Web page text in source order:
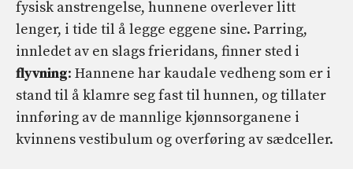
fysisk anstrengelse, hunnene overlever litt
lenger, i tide til å legge eggene sine. Parring,
innledet av en slags frieridans, finner sted i
flyvning: Hannene har kaudale vedheng som er i
stand til å klamre seg fast til hunnen, og tillater
innføring av de mannlige kjønnsorganene i
kvinnens vestibulum og overføring av sædceller.